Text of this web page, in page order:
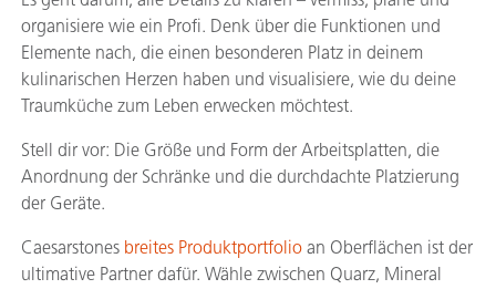
organisiere wie ein Profi. Denk über die Funktionen und
Elemente nach, die einen besonderen Platz in deinem
kulinarischen Herzen haben und visualisiere, wie du deine
Traumküche zum Leben erwecken möchtest.
Stell dir vor: Die Größe und Form der Arbeitsplatten, die
Anordnung der Schränke und die durchdachte Platzierung
der Geräte.
Caesarstones breites Produktportfolio an Oberflächen ist der
ultimative Partner dafür. Wähle zwischen Quarz, Mineral